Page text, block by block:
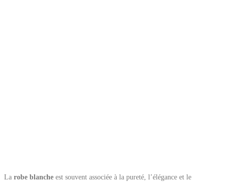
La robe blanche est souvent associée à la pureté, l’élégance et le